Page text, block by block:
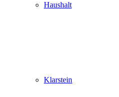
Haushalt
Klarstein